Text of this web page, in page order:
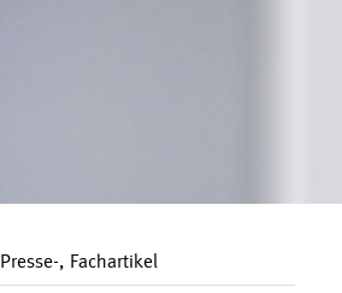
Presse-, Fachartikel